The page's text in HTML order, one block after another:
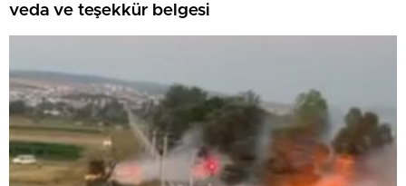
veda ve teşekkür belgesi